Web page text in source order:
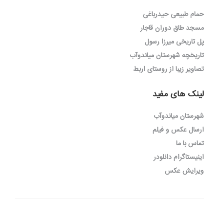
حمام طبیعی حیدرباغی
مسجد طاق دوران قاجار
پل تاریخی میرزا رسول
تاریخچه شهرستان میاندوآب
تصاویر زیبا از روستای اربط
لینک های مفید
شهرستان میاندوآب
ارسال عکس و فیلم
تماس با ما
اینیستاگرام دانلودر
ویرایش عکس